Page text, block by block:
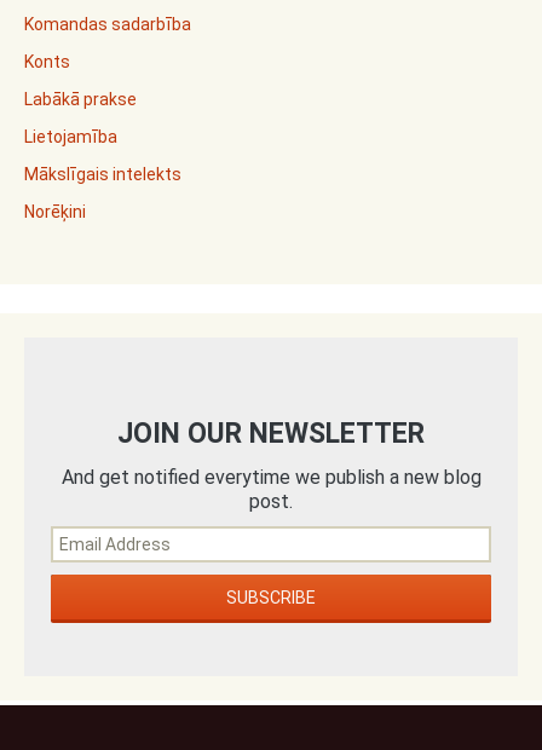
Komandas sadarbība
Konts
Labākā prakse
Lietojamība
Mākslīgais intelekts
Norēķini
JOIN OUR NEWSLETTER
And get notified everytime we publish a new blog
post.